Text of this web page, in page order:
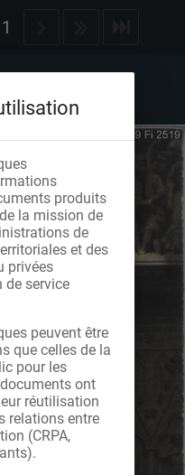
1
produits
la mission de
de
et des
privées
de service
peuvent être
que celles de la
pour les
ont
réutilisation
relations entre
(CRPA,